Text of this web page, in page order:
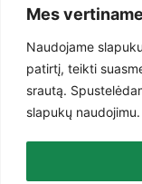
Mes
Naudojame
patirtį, teikti
srautą.
slapukų naudojimu.
+370 616
info@emtra.lt
Purienų g. 2A,
I-V 08:00 -